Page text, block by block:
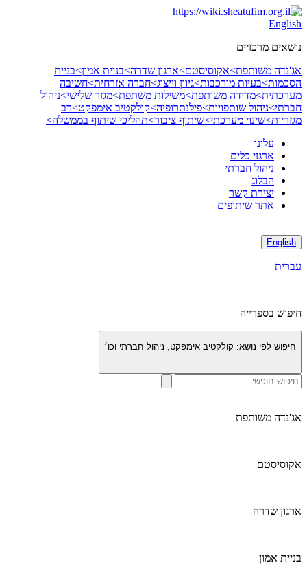
Skip
to
English
נושאים מרכזיים
אג'נדה משותפת>אקוסיסטם>ארגון שדרה>בניית אמון>בניית
הסכמות>בעיות מורכבות>גיוון וייצוג>חברה אזרחית>חשיבה
מערכתית>מדידה משותפת>משילות משתפת>מגזר שלישי>ניהול
חברתי>ניהול שותפויות>פילנתרופיה>קולקטיב אימפקט>רב
מגזריות>שינוי מערכתי>שיתוף ציבור>תהליכי שיתוף בממשלה>
עלינו
ארגזי כלים
ניהול חברתי
הבלוג
יצירת קשר
אתר שיתופים
English
עברית
חיפוש בספרייה
חיפוש לפי נושא: קולקטיב אימפקט, ניהול חברתי וכו׳
אג'נדה משותפת
אקוסיסטם
ארגון שדרה
בניית אמון